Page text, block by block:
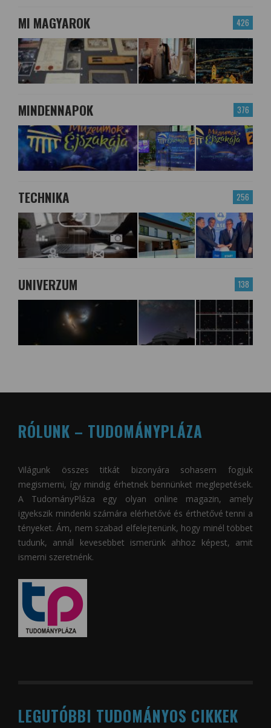
426
MI MAGYAROK
376
MINDENNAPOK
256
TECHNIKA
138
UNIVERZUM
RÓLUNK – TUDOMÁNYPLÁZA
Világunk összes titkát bizonyára sohasem fogjuk
megismerni, így mindig érhetnek bennünket meglepetések.
A TudományPláza egy olyan online magazin, amely
igyekszik mindenki számára elérhetővé és érthetővé tenni a
tényeket. Ám, nem szabad elfelejtenünk, hogy minél többet
tudunk, annál kevesebbet ismerünk ahhoz képest, amit
ismerni szeretnénk.
LEGUTÓBBI TUDOMÁNYOS CIKKEK